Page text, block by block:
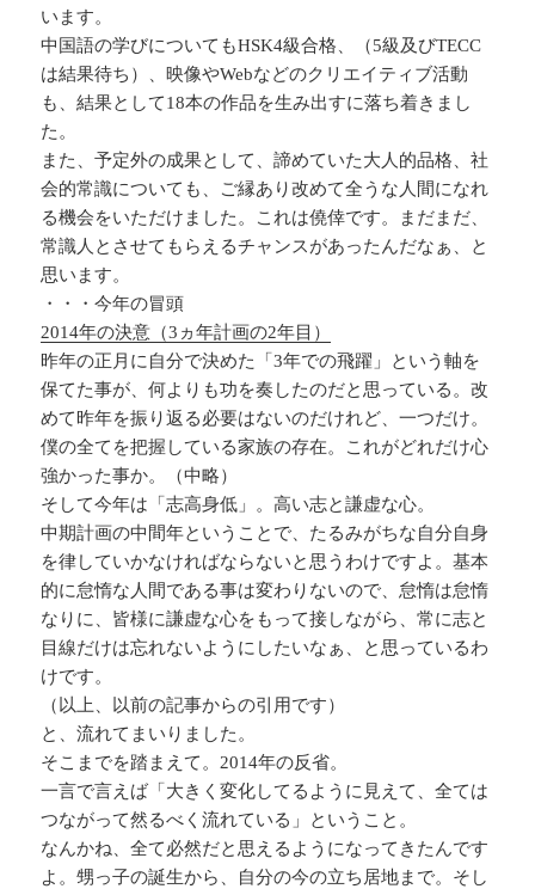
います。
中国語の学びについてもHSK4級合格、（5級及びTECC
は結果待ち）、映像やWebなどのクリエイティブ活動
も、結果として18本の作品を生み出すに落ち着きまし
た。
また、予定外の成果として、諦めていた大人的品格、社
会的常識についても、ご縁あり改めて全うな人間になれ
る機会をいただけました。これは僥倖です。まだまだ、
常識人とさせてもらえるチャンスがあったんだなぁ、と
思います。
・・・今年の冒頭
2014年の決意（3ヵ年計画の2年目）
昨年の正月に自分で決めた「3年での飛躍」という軸を
保てた事が、何よりも功を奏したのだと思っている。改
めて昨年を振り返る必要はないのだけれど、一つだけ。
僕の全てを把握している家族の存在。これがどれだけ心
強かった事か。（中略）
そして今年は「志高身低」。高い志と謙虚な心。
中期計画の中間年ということで、たるみがちな自分自身
を律していかなければならないと思うわけですよ。基本
的に怠惰な人間である事は変わりないので、怠惰は怠惰
なりに、皆様に謙虚な心をもって接しながら、常に志と
目線だけは忘れないようにしたいなぁ、と思っているわ
けです。
（以上、以前の記事からの引用です）
と、流れてまいりました。
そこまでを踏まえて。2014年の反省。
一言で言えば「大きく変化してるように見えて、全ては
つながって然るべく流れている」ということ。
なんかね、全て必然だと思えるようになってきたんです
よ。甥っ子の誕生から、自分の今の立ち居地まで。そし